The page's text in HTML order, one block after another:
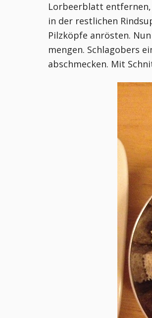
Lorbeerblatt entfernen,
in der restlichen
Pilzköpfe anrösten.
mengen. Schlagobers
abschmecken. Mit